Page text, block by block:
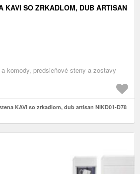
KAVI SO ZRKADLOM, DUB ARTISAN
komody, predsieňové steny a zostavy
KAVI so zrkadlom, dub artisan NIKD01-D78